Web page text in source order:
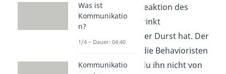
Verhalten bzw. die Reaktion des
Hundes. Der Hund trinkt
logischerweise, weil er Durst hat. Der
„Durst“ ist aber für die Behavioristen
uninteressant, weil du ihn nicht von
Was ist
Kommunikatio
n?
1/4 – Dauer: 04:40
Kommunikatio